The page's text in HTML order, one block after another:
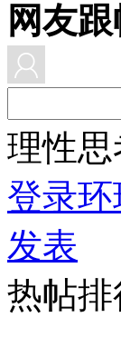
网友
理性
登录环
发表
热帖排